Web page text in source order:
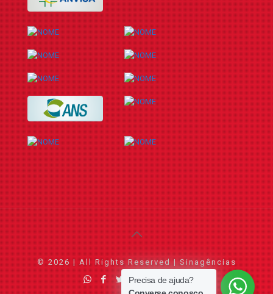
© 2026 | All Rights Reserved | Sinagências
Precisa de ajuda?